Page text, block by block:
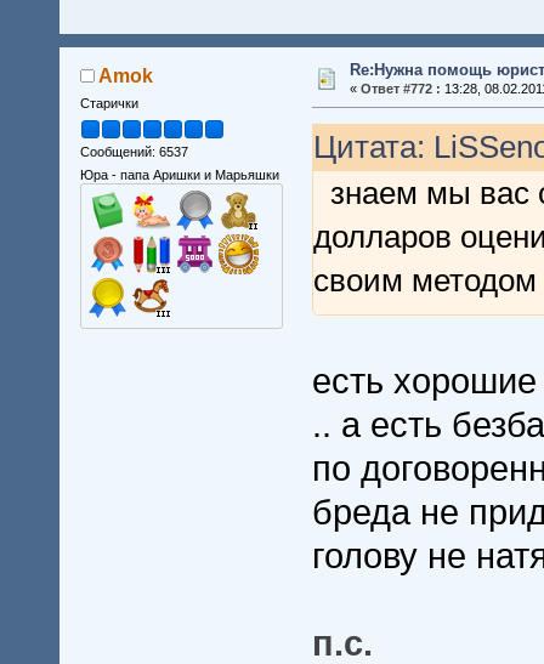
Amok
Старички
Сообщений: 6537
Юра - папа Аришки и Марьяшки
Re:Нужна помощь
« Ответ #772 : 13:28,
Цитата:
знаем мы вас
долларов
своим методом
есть
.. а есть
по
бреда не
голову не
п.с.